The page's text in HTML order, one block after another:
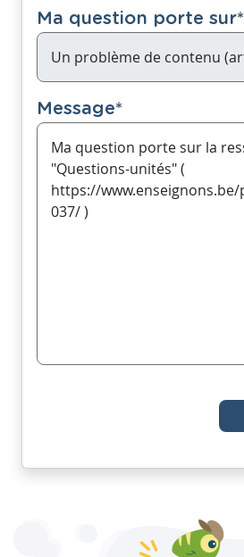
Ma question porte sur*
Message*